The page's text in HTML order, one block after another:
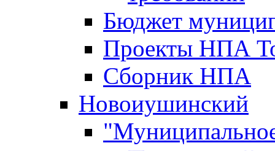
Бюджет
Проекты НПА
Сборник НПА
Новоиушинский